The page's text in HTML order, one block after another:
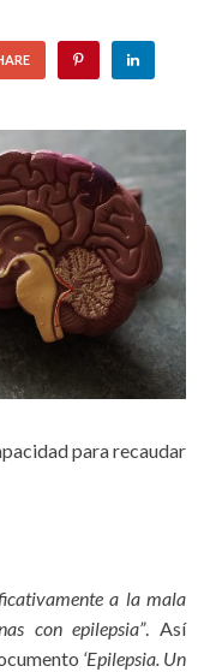
para recaudar
a la mala
con epilepsia”. Así
‘Epilepsia. Un